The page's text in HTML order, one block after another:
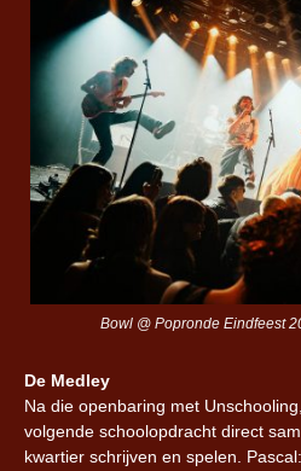
Bowl @ Popronde Eindfeest
De Medley
Na die openbaring met
volgende schoolopdracht direct
kwartier schrijven en spelen. Pascal: